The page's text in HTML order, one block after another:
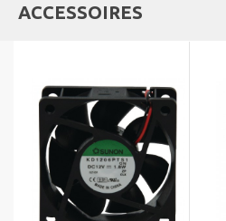
ACCESSOIRES